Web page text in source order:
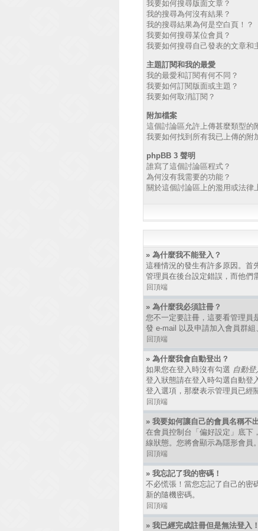
我要如何搜尋版面文章？
我的搜尋為何沒有結果？
我的搜尋結果為何是空白頁！？
我要如何搜尋某位會員？
我要如何搜尋自己發表的文章和
主題訂閱和我的最愛
我的最愛和訂閱有何不同？
我要如何訂閱版面或主題？
我要如何取消訂閱？
附加檔案
這個討論區允許上傳甚麼類型的
我要如何找到所有我已上傳的附
phpBB 3 聲明
誰寫了這個討論區程式？
為何沒有我需要的功能？
關於這個討論區上的濫用或法律
» 為什麼我不能登入？
這種情況的發生有許多原因。首
管理員在後台設定錯誤，而他們
回頂端
» 為什麼我必須註冊？
您不一定要註冊，這要看管理員
發 e-mail 以及申請加入會員群組
回頂端
» 為什麼我會自動登出？
如果您在登入時沒有勾選 自動登
登入狀態請在登入時勾選自動登
登入選項，那麼表示管理員已經
回頂端
» 我要如何讓自己的會員名稱不
在會員控制台「偏好設定」底下
線狀態。您將會顯示為隱形會員。
回頂端
» 我忘記了我的密碼！
不必慌張！當您忘記了自己的密
新的隨機密碼。
回頂端
» 我已經完成註冊但是無法登入！